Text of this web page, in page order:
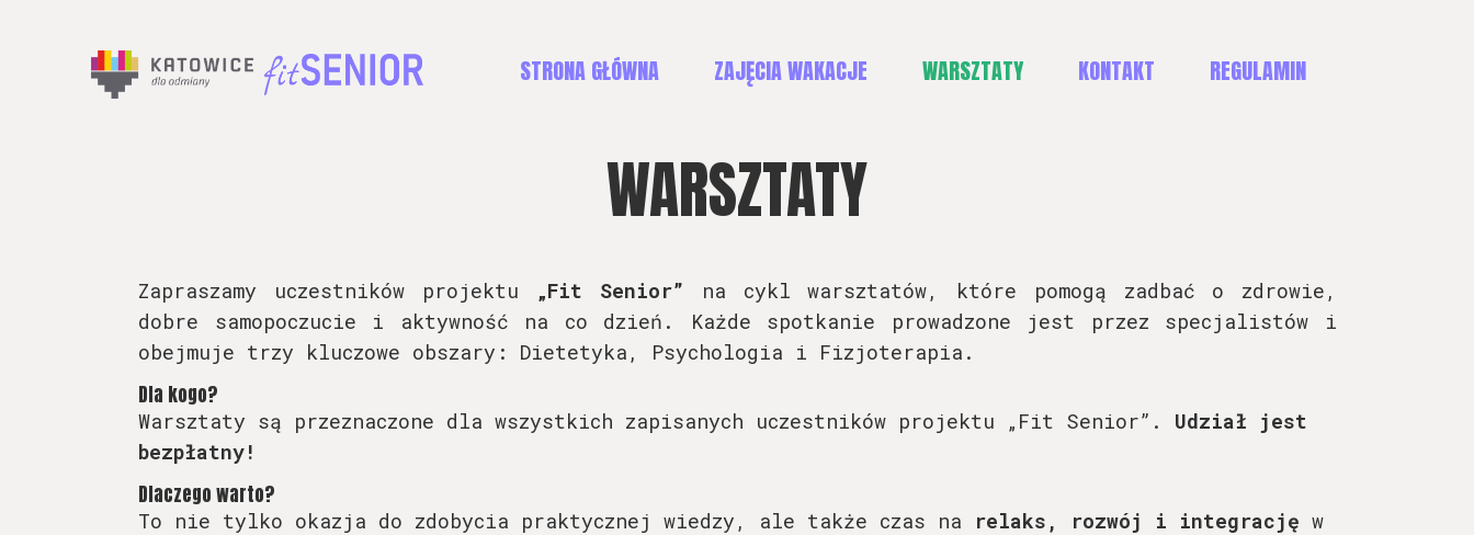
STRONA GŁÓWNA ZAJĘCIA WAKACJE WARSZTATY KONTAKT REGULAMIN
WARSZTATY
Zapraszamy uczestników projektu „Fit Senior” na cykl warsztatów, które pomogą zadbać o zdrowie,
dobre samopoczucie i aktywność na co dzień. Każde spotkanie prowadzone jest przez specjalistów i
obejmuje trzy kluczowe obszary: Dietetyka, Psychologia i Fizjoterapia.
Dla kogo?
Warsztaty są przeznaczone dla wszystkich zapisanych uczestników projektu „Fit Senior”. Udział jest
bezpłatny!
Dlaczego warto?
To nie tylko okazja do zdobycia praktycznej wiedzy, ale także czas na relaks, rozwój i integrację w